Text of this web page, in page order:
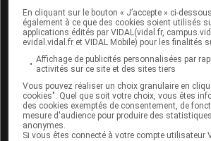
Espace produit
Boutique
VIDAL Expert
VIDAL Hoptimal
eVIDAL
VIDAL Mobile
VIDAL widget
VIDAL Sécurisation
VIDAL e-Services
En cliquant sur le bouton « J’accepte » ci-
également à ce que des cookies soient utilisés
applications édités par VIDAL(vidal.fr,
evidal.vidal.fr et VIDAL Mobile) pour les finalités
Affichage de publicités personnalisées par
activités sur ce site et des sites tiers
Vous pouvez réaliser un choix granulaire en
cookies". Quel que soit votre choix, vous êtes
des cookies exemptés de consentement, de
mesure d'audience pour produire des
anonymes.
Si vous êtes connecté à votre compte utilisateur